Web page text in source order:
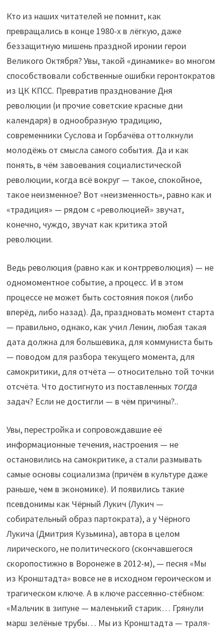
Кто из наших читателей не помнит, как
превращались в конце 1980-х в лёгкую, даже
беззащитную мишень праздной иронии герои
Великого Октября? Увы, такой «динамике» во многом
способствовали собственные ошибки геронтократов
из ЦК КПСС. Превратив празднование Дня
революции (и прочие советские красные дни
календаря) в однообразную традицию,
современники Суслова и Горбачёва оттолкнули
молодёжь от смысла самого события. Да и как
понять, в чём завоевания социалистической
революции, когда всё вокруг — такое, спокойное,
такое неизменное? Вот «неизменность», равно как и
«традиция» — рядом с «революцией» звучат,
конечно, чуждо, звучат как критика этой
революции.
Ведь революция (равно как и контрреволюция) — не
одномоментное событие, а процесс. И в этом
процессе не может быть состояния покоя (либо
вперёд, либо назад). Да, праздновать момент старта
— правильно, однако, как учил Ленин, любая такая
дата должна для большевика, для коммуниста быть
— поводом для разбора текущего момента, для
самокритики, для отчёта — относительно той точки
отсчёта. Что достигнуто из поставленных тогда
задач? Если не достигли — в чём причины?..
Увы, перестройка и сопровождавшие её
информационные течения, настроения — не
остановились на самокритике, а стали размывать
самые основы социализма (причём в культуре даже
раньше, чем в экономике). И появились такие
псевдонимы как Чёрный Лукич (Лукич —
собирательный образ партократа), а у Чёрного
Лукича (Дмитрия Кузьмина), автора в целом
лирического, не политического (скончавшегося
скоропостижно в Воронеже в 2012-м), — песня «Мы
из Кронштадта» вовсе не в исходном героическом и
трагическом ключе. А в ключе рассеянно-стёбном:
«Мальчик в зипуне — маленький старик… Грянули
марш зелёные трубы… Мы из Кронштадта — траля-